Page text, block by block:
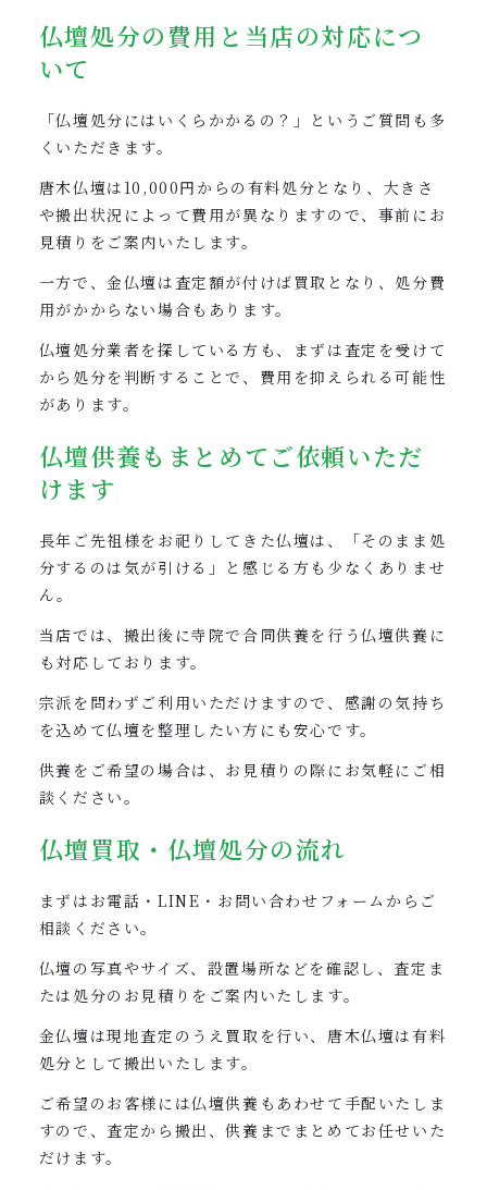
仏壇処分の費用と当店の対応につ
いて
「仏壇処分にはいくらかかるの？」というご質問も多
くいただきます。
唐木仏壇は10,000円からの有料処分となり、大きさ
や搬出状況によって費用が異なりますので、事前にお
見積りをご案内いたします。
一方で、金仏壇は査定額が付けば買取となり、処分費
用がかからない場合もあります。
仏壇処分業者を探している方も、まずは査定を受けて
から処分を判断することで、費用を抑えられる可能性
があります。
仏壇供養もまとめてご依頼いただ
けます
長年ご先祖様をお祀りしてきた仏壇は、「そのまま処
分するのは気が引ける」と感じる方も少なくありませ
ん。
当店では、搬出後に寺院で合同供養を行う仏壇供養に
も対応しております。
宗派を問わずご利用いただけますので、感謝の気持ち
を込めて仏壇を整理したい方にも安心です。
供養をご希望の場合は、お見積りの際にお気軽にご相
談ください。
仏壇買取・仏壇処分の流れ
まずはお電話・LINE・お問い合わせフォームからご
相談ください。
仏壇の写真やサイズ、設置場所などを確認し、査定ま
たは処分のお見積りをご案内いたします。
金仏壇は現地査定のうえ買取を行い、唐木仏壇は有料
処分として搬出いたします。
ご希望のお客様には仏壇供養もあわせて手配いたしま
すので、査定から搬出、供養までまとめてお任せいた
だけます。